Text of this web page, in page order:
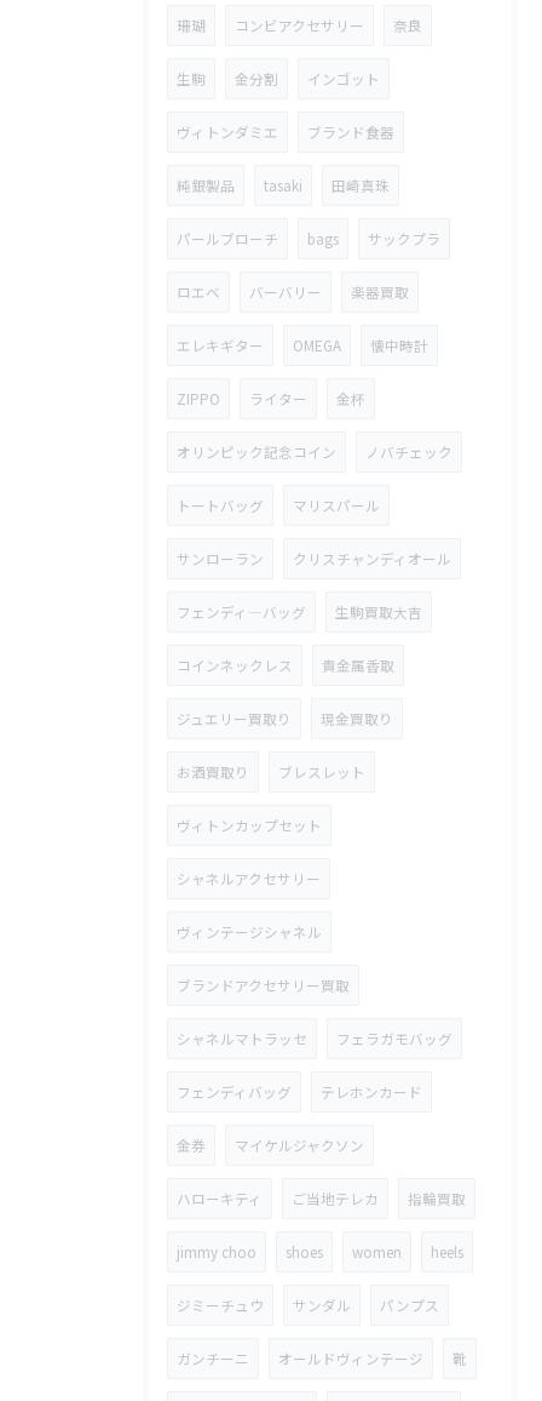
珊瑚 コンビアクセサリー 奈良
生駒 金分割 インゴット
ヴィトンダミエ ブランド食器
純銀製品 tasaki 田崎真珠
パールブローチ bags サックプラ
ロエベ バーバリー 楽器買取
エレキギター OMEGA 懐中時計
ZIPPO ライター 金杯
オリンピック記念コイン ノバチェック
トートバッグ マリスパール
サンローラン クリスチャンディオール
フェンディ―バッグ 生駒買取大吉
コインネックレス 貴金属香取
ジュエリー買取り 現金買取り
お酒買取り ブレスレット
ヴィトンカップセット
シャネルアクセサリー
ヴィンテージシャネル
ブランドアクセサリー買取
シャネルマトラッセ フェラガモバッグ
フェンディバッグ テレホンカード
金券 マイケルジャクソン
ハローキティ ご当地テレカ 指輪買取
jimmy choo shoes women heels
ジミーチュウ サンダル パンプス
ガンチーニ オールドヴィンテージ 靴